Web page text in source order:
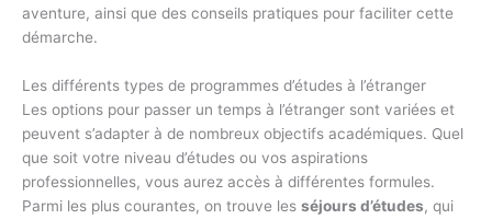
aventure, ainsi que des conseils pratiques pour faciliter cette
démarche.
Les différents types de programmes d’études à l’étranger
Les options pour passer un temps à l’étranger sont variées et
peuvent s’adapter à de nombreux objectifs académiques. Quel
que soit votre niveau d’études ou vos aspirations
professionnelles, vous aurez accès à différentes formules.
Parmi les plus courantes, on trouve les séjours d’études, qui